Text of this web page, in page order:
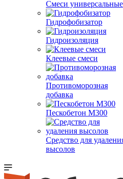
Смеси универсальные
Гидрофобизатор
Гидроизоляция
Клеевые смеси
Противоморозная
добавка
Пескобетон М300
Средство для
высолов